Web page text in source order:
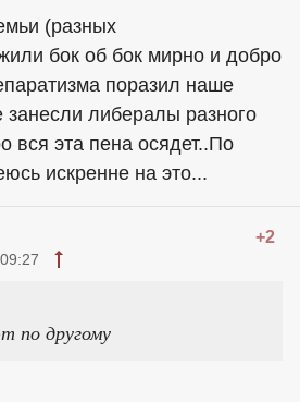
(разных
бок об бок мирно и добро
поразил наше
занесли либералы разного
вся эта пена осядет..По
искренне на это...
+2
по другому